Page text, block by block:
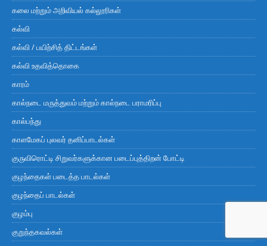
கலை மற்றும் அறிவியல் கல்லூரிகள்
கல்வி
கல்வி / பயிற்சித் திட்டங்கள்
கல்வி உதவித்தொகை
காரம்
கால்நடை மருத்துவம் மற்றும் கால்நடை பராமரிப்பு
கால்பந்து
காளமேகப் புலவர் தனிப்பாடல்கள்
குருவிரொட்டி சிறுவர்களுக்கான படைப்புத்திறன் போட்டி
குழந்தைகள் படைத்த பாடல்கள்
குழந்தைப் பாடல்கள்
குழம்பு
குறுந்தகவல்கள்